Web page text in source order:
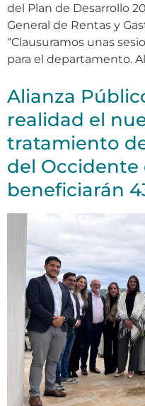
del Plan de Desarrollo
General de Rentas y
“Clausuramos unas
para el departamento.
Alianza
realidad el
tratamiento
del Occidente
beneficiarán